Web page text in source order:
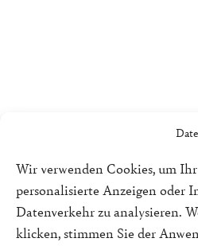
Wir verwenden Cookies, um
personalisierte Anzeigen oder
Datenverkehr zu analysieren.
klicken, stimmen Sie der